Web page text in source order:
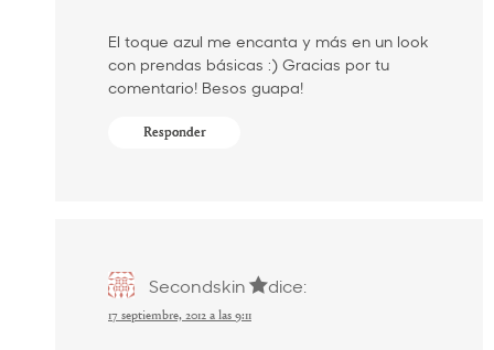
El toque azul me encanta y más en un look
con prendas básicas :) Gracias por tu
comentario! Besos guapa!
Responder
Secondskin dice:
17 septiembre, 2012 a las 9:11